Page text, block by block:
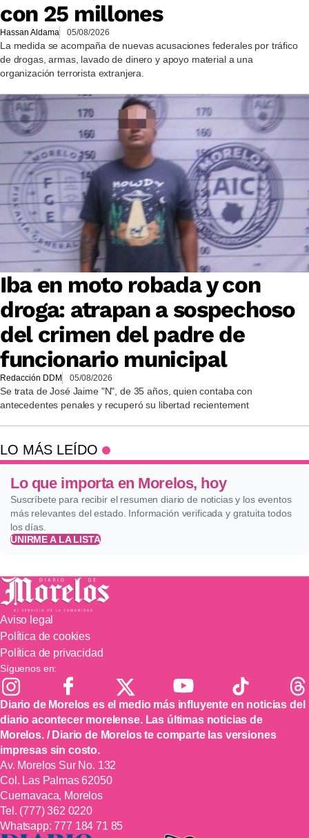
con 25 millones
Hassan Aldama 05/08/2026
La medida se acompaña de nuevas acusaciones federales por tráfico
de drogas, armas, lavado de dinero y apoyo material a una
organización terrorista extranjera.
Iba en moto robada y con
droga: atrapan a sospechoso
del crimen del padre de
funcionario municipal
Redacción DDM 05/08/2026
Se trata de José Jaime "N", de 35 años, quien contaba con
antecedentes penales y recuperó su libertad recientement
LO MÁS LEÍDO
Lo que importa en Morelos, hoy
Suscríbete para recibir el resumen diario de noticias y los eventos
más relevantes del estado. Información verificada y gratuita todos
los días.
UNIRME A LA LISTA
Aviso legal
Política de cookies
Política de privacidad
Síguenos en:
Diario de Morelos es el medio más influyente en noticias del
diario acontecer morelense. Las últimas noticias de
Morelos. / Diario de Morelos te comparte las versiones
impresas sin costo.
Av. Morelos Sur No. 132
Col. Las Palmas 62050
Cuernavaca, Morelos
Tel. (777) 362 0220
Whatsapp:777 184 71 85